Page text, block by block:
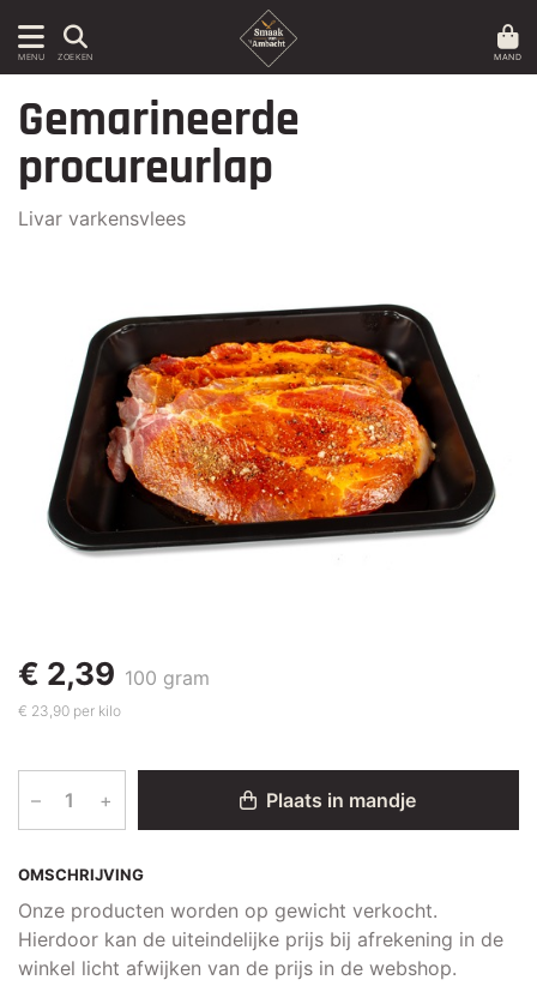
MENU ZOEKEN MAND
OMSCHRIJVING
Onze producten worden op gewicht verkocht.
Hierdoor kan de uiteindelijke prijs bij afrekening in de
winkel licht afwijken van de prijs in de webshop.
Gemarineerde
procureurlap
Livar varkensvlees
€ 2,39 100 gram
€ 23,90 per kilo
– + Plaats in mandje